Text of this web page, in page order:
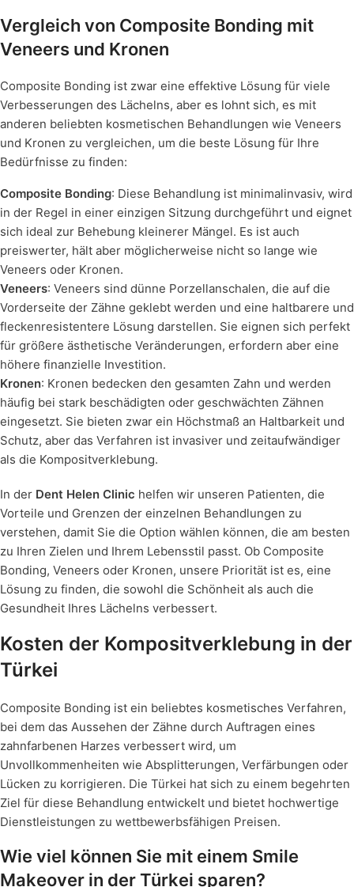
Vergleich von Composite Bonding mit
Veneers und Kronen
Composite Bonding ist zwar eine effektive Lösung für viele
Verbesserungen des Lächelns, aber es lohnt sich, es mit
anderen beliebten kosmetischen Behandlungen wie Veneers
und Kronen zu vergleichen, um die beste Lösung für Ihre
Bedürfnisse zu finden:
Composite Bonding: Diese Behandlung ist minimalinvasiv, wird
in der Regel in einer einzigen Sitzung durchgeführt und eignet
sich ideal zur Behebung kleinerer Mängel. Es ist auch
preiswerter, hält aber möglicherweise nicht so lange wie
Veneers oder Kronen.
Veneers: Veneers sind dünne Porzellanschalen, die auf die
Vorderseite der Zähne geklebt werden und eine haltbarere und
fleckenresistentere Lösung darstellen. Sie eignen sich perfekt
für größere ästhetische Veränderungen, erfordern aber eine
höhere finanzielle Investition.
Kronen: Kronen bedecken den gesamten Zahn und werden
häufig bei stark beschädigten oder geschwächten Zähnen
eingesetzt. Sie bieten zwar ein Höchstmaß an Haltbarkeit und
Schutz, aber das Verfahren ist invasiver und zeitaufwändiger
als die Kompositverklebung.
In der Dent Helen Clinic helfen wir unseren Patienten, die
Vorteile und Grenzen der einzelnen Behandlungen zu
verstehen, damit Sie die Option wählen können, die am besten
zu Ihren Zielen und Ihrem Lebensstil passt. Ob Composite
Bonding, Veneers oder Kronen, unsere Priorität ist es, eine
Lösung zu finden, die sowohl die Schönheit als auch die
Gesundheit Ihres Lächelns verbessert.
Kosten der Kompositverklebung in der
Türkei
Composite Bonding ist ein beliebtes kosmetisches Verfahren,
bei dem das Aussehen der Zähne durch Auftragen eines
zahnfarbenen Harzes verbessert wird, um
Unvollkommenheiten wie Absplitterungen, Verfärbungen oder
Lücken zu korrigieren. Die Türkei hat sich zu einem begehrten
Ziel für diese Behandlung entwickelt und bietet hochwertige
Dienstleistungen zu wettbewerbsfähigen Preisen.
Wie viel können Sie mit einem Smile
Makeover in der Türkei sparen?